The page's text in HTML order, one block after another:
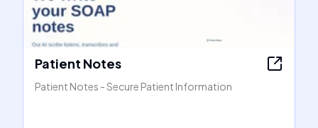
Patient Notes
Patient Notes - Secure Patient Information